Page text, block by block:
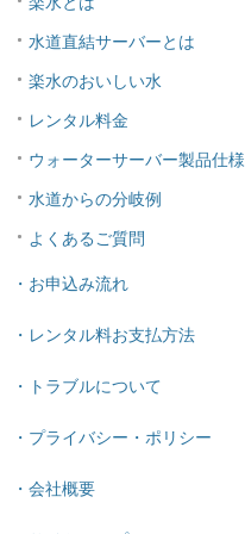
水道直結サーバーとは
楽水のおいしい水
レンタル料金
ウォーターサーバー製品仕様
水道からの分岐例
よくあるご質問
・お申込み流れ
・レンタル料お支払方法
・トラブルについて
・プライバシー・ポリシー
・会社概要